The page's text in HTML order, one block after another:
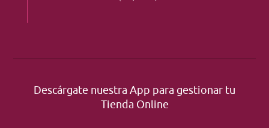
Descárgate nuestra App para gestionar tu
Tienda Online